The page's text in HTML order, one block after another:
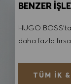
BENZER
HUGO
daha fazla
TÜM İK